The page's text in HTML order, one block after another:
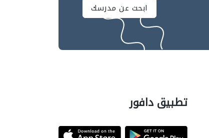
ابحث عن مدرسك
تطبيق دافور